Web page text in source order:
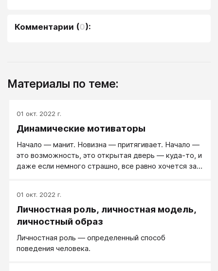
Комментарии (0):
Материалы по теме:
01 окт. 2022 г.
Динамические мотиваторы
Начало — манит. Новизна — притягивает. Начало —
это возможность, это открытая дверь — куда-то, и
даже если немного страшно, все равно хочется за
01 окт. 2022 г.
Личностная роль, личностная модель,
личностный образ
Личностная роль ― определенный способ
поведения человека.